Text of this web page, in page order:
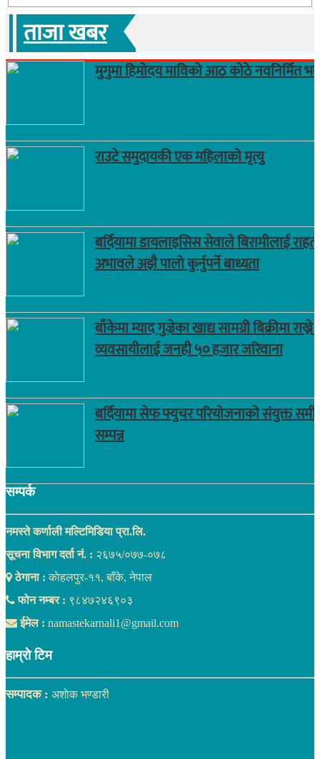
ताजा खबर
मुगुमा हिमोदय माविको आठ कोठे नवनिर्मित
राउटे समुदायकी एक महिलाको मृत्यु
बर्दियामा डायलाइसिस सेवाले बिरामीलाई
अभावले अझै पालो कुर्नुपर्ने बाध्यता
बाँकेमा म्याद गुज्रेका खाद्य सामग्री बिक्रीमा राख्ने
व्यवसायीलाई जनही ५० हजार जरिवाना
बर्दियामा सेफ फ्युचर परियोजनाको संयुक्त
सम्पन्न
सम्पर्क
नमस्ते कर्णाली मल्टिमिडिया प्रा.लि.
सूचना विभाग दर्ता नं. : २६७५/०७७-०७८
ठेगाना :काेहलपुर-११, बाँके, नेपाल
फोन नम्बर : ९८४७२४६९०३
ईमेल : namastekarnali1@gmail.com
हाम्राे टिम
सम्पादक : अशाेक भण्डारी